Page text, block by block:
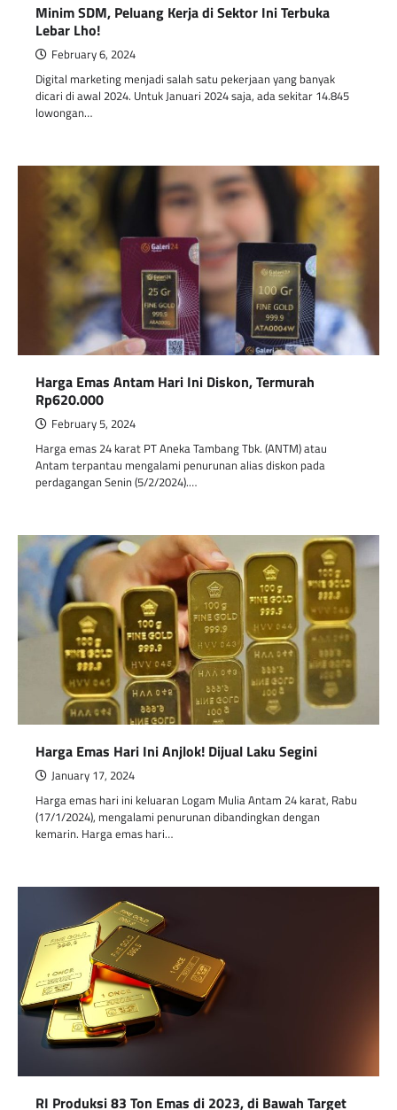
Minim SDM, Peluang Kerja di Sektor Ini Terbuka
Lebar Lho!
February 6, 2024
Digital marketing menjadi salah satu pekerjaan yang banyak
dicari di awal 2024. Untuk Januari 2024 saja, ada sekitar 14.845
lowongan…
Harga Emas Antam Hari Ini Diskon, Termurah
Rp620.000
February 5, 2024
Harga emas 24 karat PT Aneka Tambang Tbk. (ANTM) atau
Antam terpantau mengalami penurunan alias diskon pada
perdagangan Senin (5/2/2024).…
Harga Emas Hari Ini Anjlok! Dijual Laku Segini
January 17, 2024
Harga emas hari ini keluaran Logam Mulia Antam 24 karat, Rabu
(17/1/2024), mengalami penurunan dibandingkan dengan
kemarin. Harga emas hari…
RI Produksi 83 Ton Emas di 2023, di Bawah Target